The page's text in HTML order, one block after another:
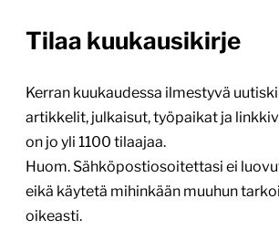
Tilaa kuukausikirje
Kerran kuukaudessa ilmestyvä
artikkelit, julkaisut, työpaikat ja
on jo yli 1100 tilaajaa.
Huom. Sähköpostiosoitettasi ei
eikä käytetä mihinkään muuhun
oikeasti.